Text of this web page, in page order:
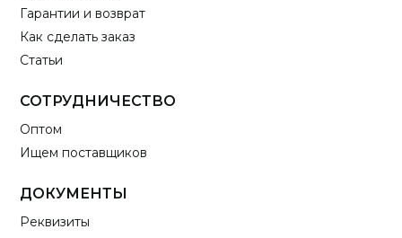
Гарантии и возврат
Как сделать заказ
Статьи
СОТРУДНИЧЕСТВО
Оптом
Ищем поставщиков
ДОКУМЕНТЫ
Реквизиты